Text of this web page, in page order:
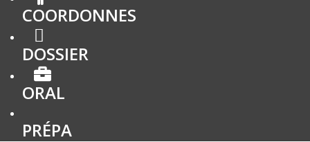
COORDONNES
DOSSIER
ORAL
PRÉPA